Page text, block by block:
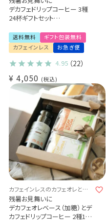
デカフェドリップコーヒー 3種
24杯ギフトセット
出産祝い 御祝 プチギフト (dc)
送料無料
ギフト包装無料
カフェインレス
お急ぎ便
4.95 （22）
¥ 4,050 税込
カフェインレスのカフェオレとコ
ーヒーで、香り豊かなじかんを贈
ろう。
残暑お見舞いに
デカフェオレベース（加糖）とデ
カフェドリップコーヒー 2種10